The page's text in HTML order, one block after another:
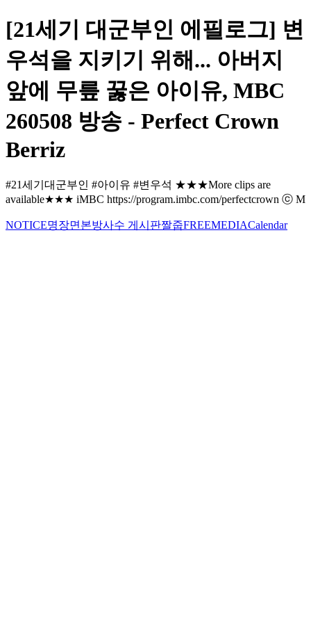
[21세기 대군부인 에필로그] 변
우석을 지키기 위해... 아버지
앞에 무릎 꿇은 아이유, MBC
260508 방송 - Perfect Crown
Berriz
#21세기대군부인 #아이유 #변우석 ★★★More clips are
available★★★ iMBC https://program.imbc.com/perfectcrown ⓒ M
NOTICE명장면 본방사수 게시판짤줍FREEMEDIACalendar